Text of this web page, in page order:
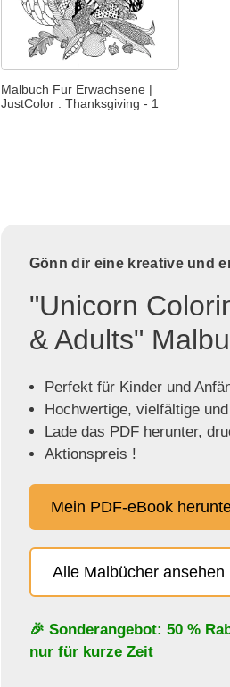
Malbuch Fur Erwachsene |
JustColor : Thanksgiving - 1
Gönn dir eine kreative und
"Unicorn
& Adults"
Perfekt für Kinder und
Hochwertige, vielfältige
Lade das PDF herunter,
Aktionspreis !
Mein PDF-eBook
Alle Malbücher ansehen
🎉 Sonderangebot: 50 %
nur für kurze Zeit